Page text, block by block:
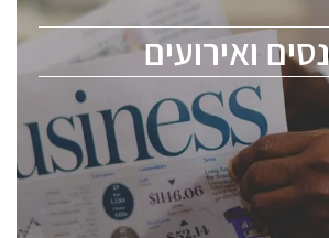
ואירועים
ChipEx2026 will be held on May
conference is intended for
semiconductor industry,
professional experts, and senior